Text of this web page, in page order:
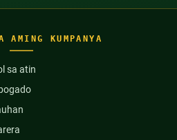
AMING KUMPANYA
sa atin